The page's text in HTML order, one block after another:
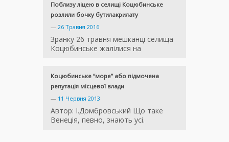
Поблизу ліцею в селищі Коцюбинське
розлили бочку бутилакрилату
— 26 Травня 2016
Зранку 26 травня мешканці селища
Коцюбинське жалілися на
Коцюбинське “море” або підмочена
репутація місцевої влади
— 11 Червня 2013
Автор: І.Домбровський Що таке
Венеція, певно, знають усі.